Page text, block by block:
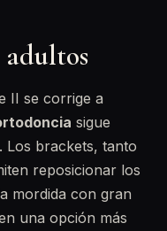
II se corrige a
sigue
Los brackets, tanto
reposicionar los
mordida con gran
una opción más